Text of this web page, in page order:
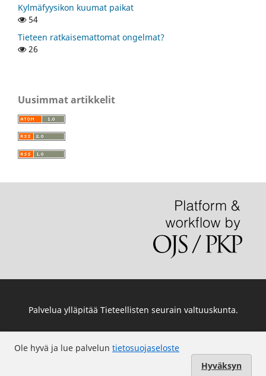
Kylmäfyysikon kuumat paikat
54
Tieteen ratkaisemattomat ongelmat?
26
Uusimmat artikkelit
Ole hyvä ja lue palvelun tietosuojaseloste
Hyväksyn
Palvelua ylläpitää Tieteellisten seurain valtuuskunta.